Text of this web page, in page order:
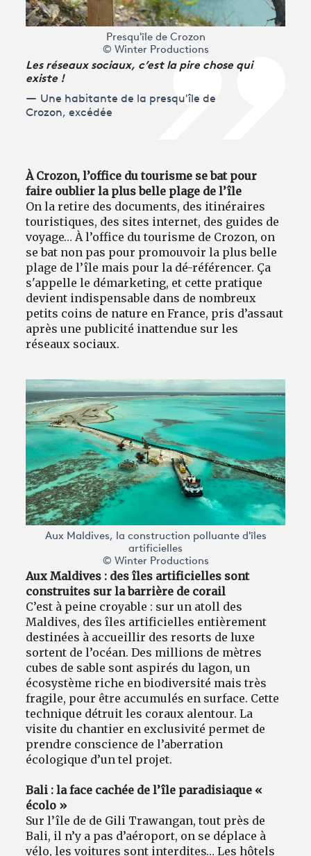
Presqu'île de Crozon
© Winter Productions
Les réseaux sociaux, c’est la pire chose qui
existe !
Une habitante de la presqu'île de
Crozon, excédée
À Crozon, l’office du tourisme se bat pour
faire oublier la plus belle plage de l’île
On la retire des documents, des itinéraires
touristiques, des sites internet, des guides de
voyage… À l’office du tourisme de Crozon, on
se bat non pas pour promouvoir la plus belle
plage de l’île mais pour la dé-référencer. Ça
s'appelle le démarketing, et cette pratique
devient indispensable dans de nombreux
petits coins de nature en France, pris d’assaut
après une publicité inattendue sur les
réseaux sociaux.
Aux Maldives, la construction polluante d'îles
artificielles
© Winter Productions
Aux Maldives : des îles artificielles sont
construites sur la barrière de corail
C’est à peine croyable : sur un atoll des
Maldives, des îles artificielles entièrement
destinées à accueillir des resorts de luxe
sortent de l’océan. Des millions de mètres
cubes de sable sont aspirés du lagon, un
écosystème riche en biodiversité mais très
fragile, pour être accumulés en surface. Cette
technique détruit les coraux alentour. La
visite du chantier en exclusivité permet de
prendre conscience de l’aberration
écologique d’un tel projet.
Bali : la face cachée de l’île paradisiaque «
écolo »
Sur l’île de de Gili Trawangan, tout près de
Bali, il n’y a pas d’aéroport, on se déplace à
vélo, les voitures sont interdites… Les hôtels